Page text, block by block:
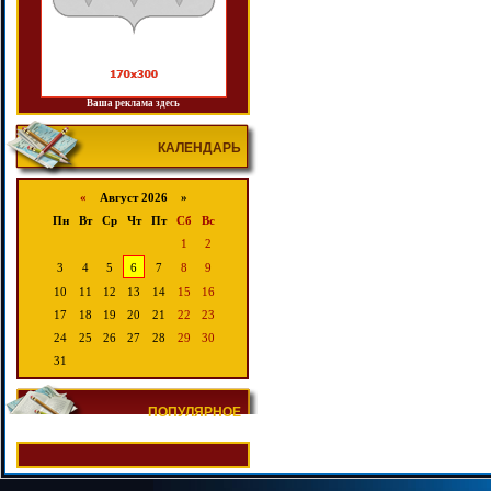
Ваша реклама здесь
КАЛЕНДАРЬ
« Август 2026 »
Пн
Вт Ср Чт Пт Сб
Вс
1
2
3
4 5 6 7 8
9
10
11 12 13 14 15
16
17
18 19 20 21 22
23
24
25 26 27 28 29
30
31
ПОПУЛЯРНОЕ